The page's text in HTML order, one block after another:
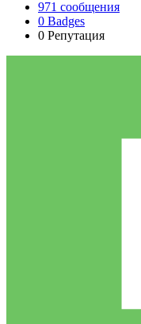
971 сообщения
0 Badges
0 Репутация